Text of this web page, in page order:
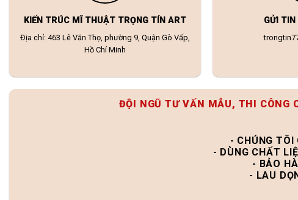
KIẾN TRÚC MĨ THUẬT TRỌNG TÍN ART
Địa chỉ: 463 Lê Văn Thọ, phường 9, Quận Gò Vấp,
Hồ Chí Minh
GỬI
ĐỘI NGŨ TƯ VẤN MẪU, THI CÔNG
- CHÚNG TÔI
- DÙNG CHẤT
- BẢO
- LAU